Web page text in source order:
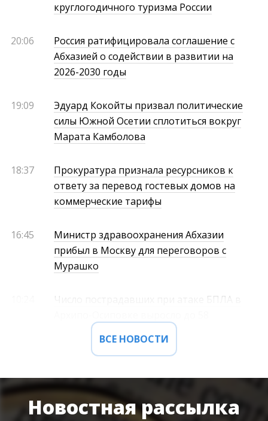
круглогодичного туризма России
20:06
Россия ратифицировала соглашение с
Абхазией о содействии в развитии на
2026-2030 годы
19:09
Эдуард Кокойты призвал политические
силы Южной Осетии сплотиться вокруг
Марата Камболова
18:37
Прокуратура признала ресурсников к
ответу за перевод гостевых домов на
коммерческие тарифы
16:45
Министр здравоохранения Абхазии
прибыл в Москву для переговоров с
Мурашко
Число пострадавших при атаке БПЛА в
ВСЕ НОВОСТИ
Новостная рассылка